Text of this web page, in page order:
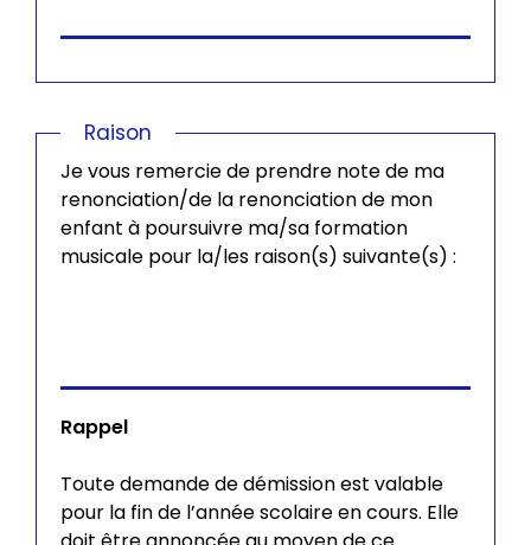
Raison
Je vous remercie de prendre note de ma
renonciation/de la renonciation de mon
enfant à poursuivre ma/sa formation
musicale pour la/les raison(s) suivante(s) :
Raison
Rappel
Toute demande de démission est valable
pour la fin de l’année scolaire en cours. Elle